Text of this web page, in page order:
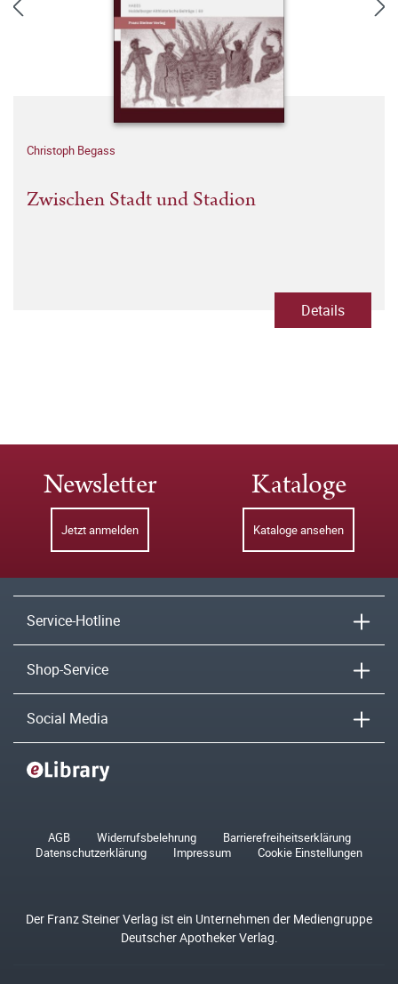
Christoph Begass
Zwischen Stadt und Stadion
Details
Newsletter
Jetzt anmelden
Kataloge
Kataloge ansehen
Service-Hotline
Shop-Service
Social Media
AGB Widerrufsbelehrung
Barrierefreiheitserklärung
Datenschutzerklärung
Impressum Cookie Einstellungen
Der Franz Steiner Verlag ist ein Unternehmen der Mediengruppe
Deutscher Apotheker Verlag.